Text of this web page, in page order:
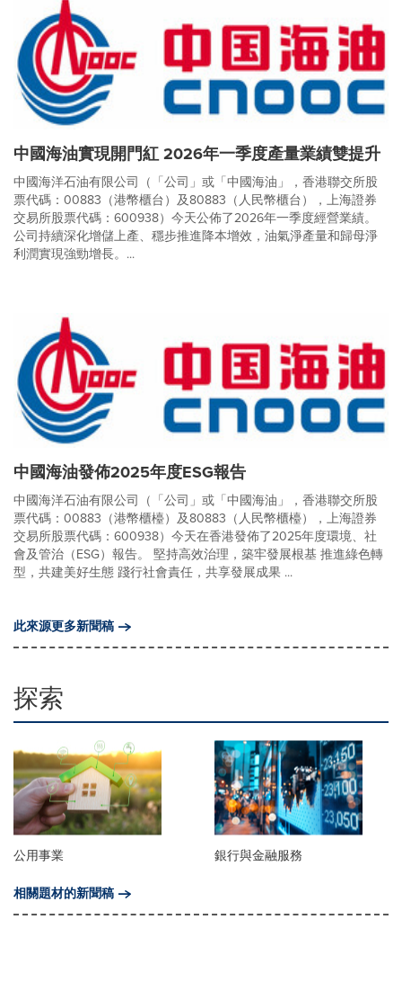
中國海油實現開門紅 2026年一季度產量業績雙提升
中國海洋石油有限公司（「公司」或「中國海油」，香港聯交所股
票代碼：00883（港幣櫃台）及80883（人民幣櫃台），上海證券
交易所股票代碼：600938）今天公佈了2026年一季度經營業績。
公司持續深化增儲上產、穩步推進降本增效，油氣淨產量和歸母淨
利潤實現強勁增長。...
中國海油發佈2025年度ESG報告
中國海洋石油有限公司（「公司」或「中國海油」，香港聯交所股
票代碼：00883（港幣櫃檯）及80883（人民幣櫃檯），上海證券
交易所股票代碼：600938）今天在香港發佈了2025年度環境、社
會及管治（ESG）報告。 堅持高效治理，築牢發展根基 推進綠色轉
型，共建美好生態 踐行社會責任，共享發展成果 ...
此來源更多新聞稿
探索
公用事業
銀行與金融服務
相關題材的新聞稿